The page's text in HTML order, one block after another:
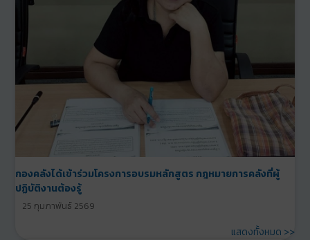
กองคลังได้เข้าร่วมโครงการอบรมหลักสูตร กฎหมายการคลังที่ผู้
ปฏิบัติงานต้องรู้
25 กุมภาพันธ์ 2569
แสดงทั้งหมด >>